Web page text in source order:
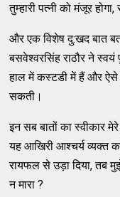
तुम्हारी पत्नी को मंजूर
और एक विशेष दु:खद बात
बसवेश्वरसिंह राठौर ने
हाल में कस्टडी में हैं और ऐसे
सकती।
इन सब बातों का स्वीकार
यह आखिरी आश्चर्य व्यक्त
रायफल से उड़ा दिया, तब
न मारा ?